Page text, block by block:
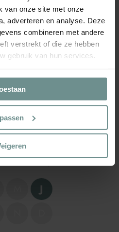
van onze site met onze
adverteren en analyse. Deze
combineren met andere
verstrekt of die ze hebben
gebruik van hun services.
M
J
N
rechtstreeks planten van zaden
J